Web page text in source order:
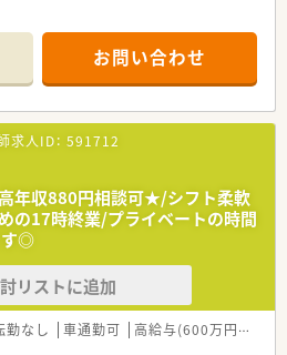
いません、未経験の方も安心してご応募
像について】
、釜石の営業所で管理薬剤師として活躍
。
や責任感を持って医薬品の流通を行って
るため、周囲の人と連携を取って、変化
求めています。
点検(朝)
認
お問い合わせ
求人ID： 591712
年収880円相談可★/シフト柔軟
の17時終業/プライベートの時間
す◎
リストに追加
勤なし 車通勤可 高給与(600万円以上)